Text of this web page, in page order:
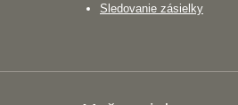
Sledovanie zásielky